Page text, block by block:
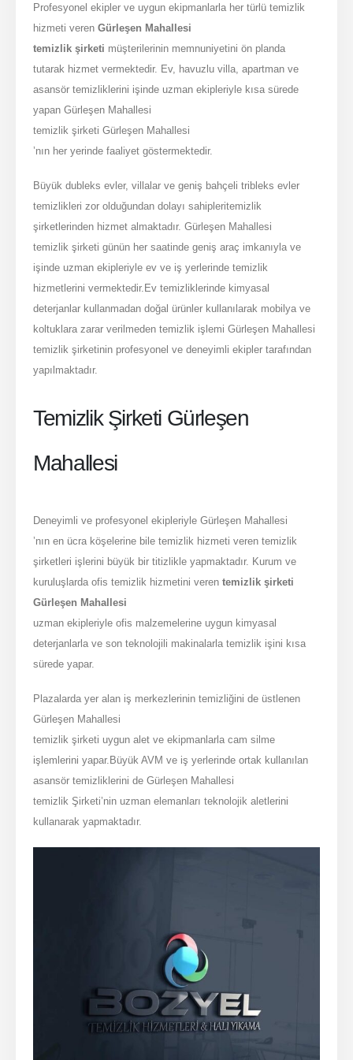
Profesyonel ekipler ve uygun ekipmanlarla her türlü temizlik
hizmeti verenGürleşen Mahallesi
temizlik şirketi müşterilerinin memnuniyetini ön planda
tutarak hizmet vermektedir. Ev, havuzlu villa, apartman ve
asansör temizliklerini işinde uzman ekipleriyle kısa sürede
yapan Gürleşen Mahallesi
temizlik şirketi Gürleşen Mahallesi
’nın her yerinde faaliyet göstermektedir.
Büyük dubleks evler, villalar ve geniş bahçeli tribleks evler
temizlikleri zor olduğundan dolayı sahipleritemizlik
şirketlerinden hizmet almaktadır. Gürleşen Mahallesi
temizlik şirketi günün her saatinde geniş araç imkanıyla ve
işinde uzman ekipleriyle ev ve iş yerlerinde temizlik
hizmetlerini vermektedir.Ev temizliklerinde kimyasal
deterjanlar kullanmadan doğal ürünler kullanılarak mobilya ve
koltuklara zarar verilmeden temizlik işlemi Gürleşen Mahallesi
temizlik şirketinin profesyonel ve deneyimli ekipler tarafından
yapılmaktadır.
Temizlik Şirketi Gürleşen
Mahallesi
Deneyimli ve profesyonel ekipleriyle Gürleşen Mahallesi
’nın en ücra köşelerine bile temizlik hizmeti veren temizlik
şirketleri işlerini büyük bir titizlikle yapmaktadır. Kurum ve
kuruluşlarda ofis temizlik hizmetini verentemizlik şirketi
Gürleşen Mahallesi
uzman ekipleriyle ofis malzemelerine uygun kimyasal
deterjanlarla ve son teknolojili makinalarla temizlik işini kısa
sürede yapar.
Plazalarda yer alan iş merkezlerinin temizliğini de üstlenen
Gürleşen Mahallesi
temizlik şirketi uygun alet ve ekipmanlarla cam silme
işlemlerini yapar.Büyük AVM ve iş yerlerinde ortak kullanılan
asansör temizliklerini de Gürleşen Mahallesi
temizlik Şirketi’nin uzman elemanları teknolojik aletlerini
kullanarak yapmaktadır.